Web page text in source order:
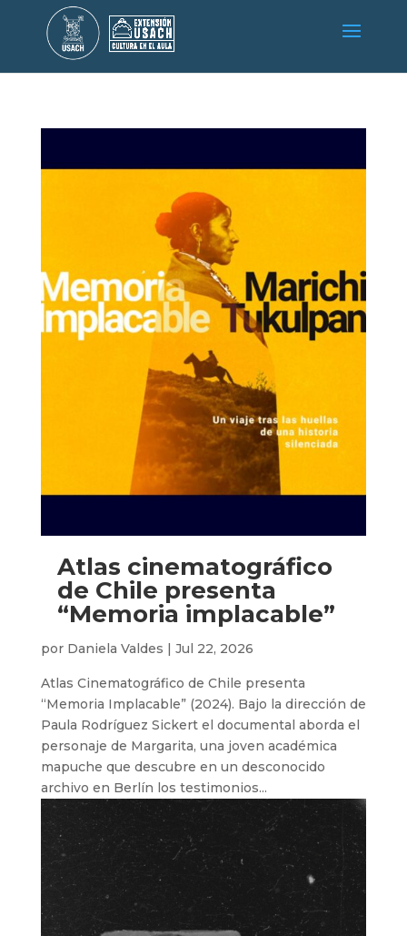
Atlas cinematográfico
de Chile presenta
“Memoria implacable”
por Daniela Valdes | Jul 22, 2026
Atlas Cinematográfico de Chile presenta
“Memoria Implacable” (2024). Bajo la dirección de
Paula Rodríguez Sickert el documental aborda el
personaje de Margarita, una joven académica
mapuche que descubre en un desconocido
archivo en Berlín los testimonios...